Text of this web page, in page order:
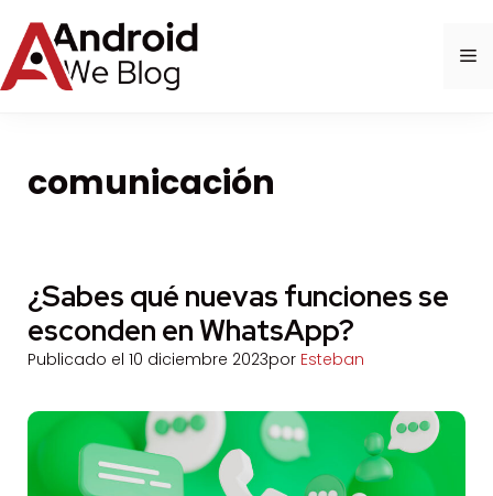
al
contenido
comunicación
¿Sabes qué nuevas funciones se
esconden en WhatsApp?
Publicado el 10 diciembre 2023por Esteban